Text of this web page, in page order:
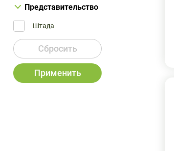
Представительство
Штада
Сбросить
Применить